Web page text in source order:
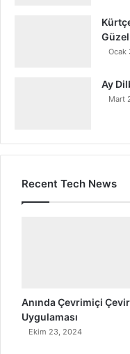
Ocak
Ay
Mart
Recent Tech News
Anında Çevrimiçi
Uygulaması
Ekim 23, 2024